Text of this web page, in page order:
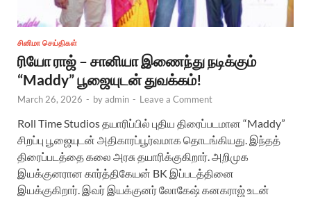
சினிமா செய்திகள்
ரியோ ராஜ் – சானியா இணைந்து நடிக்கும்
“Maddy” பூஜையுடன் துவக்கம்!
March 26, 2026 - byadmin - Leave a Comment
Roll Time Studios தயாரிப்பில் புதிய திரைப்படமான “Maddy”
சிறப்பு பூஜையுடன் அதிகாரப்பூர்வமாக தொடங்கியது. இந்தத்
திரைப்படத்தை கலை அரசு தயாரிக்குகிறார். அறிமுக
இயக்குனரான கார்த்திகேயன் BK இப்படத்தினை
இயக்குகிறார். இவர் இயக்குனர் லோகேஷ் கனகராஜ் உடன்